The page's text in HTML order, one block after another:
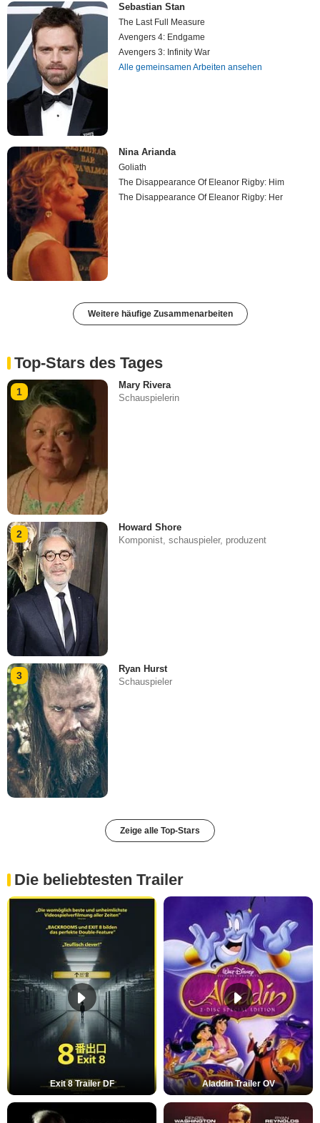
Sebastian Stan
The Last Full Measure
Avengers 4: Endgame
Avengers 3: Infinity War
Alle gemeinsamen Arbeiten ansehen
Nina Arianda
Goliath
The Disappearance Of Eleanor Rigby: Him
The Disappearance Of Eleanor Rigby: Her
Weitere häufige Zusammenarbeiten
Top-Stars des Tages
1
Mary Rivera
Schauspielerin
2
Howard Shore
Komponist, schauspieler, produzent
3
Ryan Hurst
Schauspieler
Zeige alle Top-Stars
Die beliebtesten Trailer
Exit 8 Trailer DF Aladdin Trailer OV